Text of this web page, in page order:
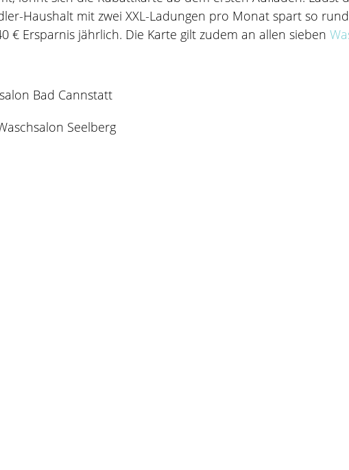
Haushalt mit zwei XXL-Ladungen pro Monat spart so
€ Ersparnis jährlich. Die Karte gilt zudem an allen sieben
Seelberg